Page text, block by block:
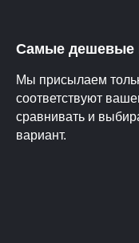
Самые дешевые
Мы присылаем
соответствуют
сравнивать и
вариант.